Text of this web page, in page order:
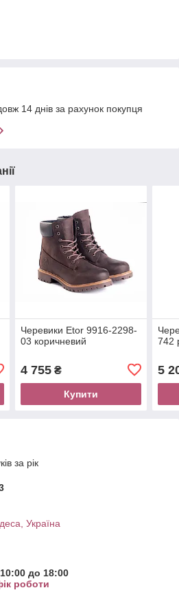
14 днів за рахунок покупця
Черевики Etor 9916-2298-
03 коричневий
4 755₴
Купити
742
5
за рік
Україна
до 18:00
роботи